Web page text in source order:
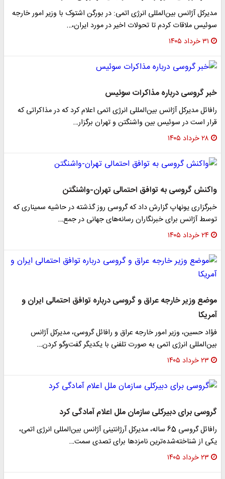
مدیرکل آژانس بین‌المللی انرژی اتمی: در بورگن اشتوک با وزیر امور خارجه
سوئیس ملاقات کردم تا تحولات اخیر در مورد ایران،…
۳۱ خرداد ۱۴۰۵
خبر گروسی درباره مذاکرات سوئیس
رافائل مدیرکل آژانس بین‌المللی انرژی اتمی اعلام کرد که در مذاکراتی که
قرار است در سوئیس بین واشنگتن و تهران برگزار…
۲۸ خرداد ۱۴۰۵
واکنش گروسی به توافق احتمالی تهران-واشنگتن
خبرگزاری یونهاپ گزارش داد که گروسی روز گذشته در حاشیه سمیناری که
توسط آژانس برای خبرنگاران رسانه‌های جهانی در جمع…
۲۴ خرداد ۱۴۰۵
موضع وزیر خارجه عراق و گروسی درباره توافق احتمالی ایران و
آمریکا
فؤاد حسین، وزیر امور خارجه عراق و رافائل گروسی، مدیرکل آژانس
بین‌المللی انرژی اتمی به صورت تلفنی با یکدیگر گفت‌وگو کردن…
۲۳ خرداد ۱۴۰۵
گروسی برای دبیرکلی سازمان ملل اعلام آمادگی کرد
رافائل گروسی 65 ساله، مدیرکل آرژانتینی آژانس بین‌المللی انرژی اتمی،
یکی از شناخته‌شده‌ترین نامزدها برای تصدی سمت…
۲۳ خرداد ۱۴۰۵